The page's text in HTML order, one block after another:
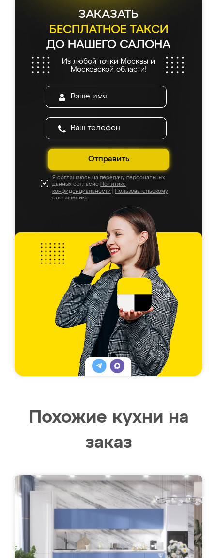
ЗАКАЗАТЬ
БЕСПЛАТНОЕ ТАКСИ
ДО НАШЕГО САЛОНА
Из любой точки Москвы и
Московской области!
Отправить
Я соглашаюсь на передачу персональных
данных согласно Политике
конфиденциальности
Пользовательскому
соглашению
Похожие кухни на
заказ